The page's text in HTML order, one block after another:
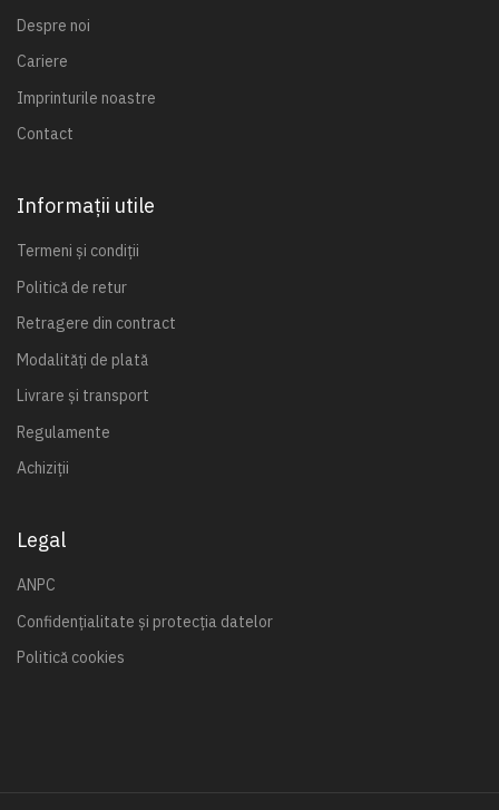
Despre noi
Cariere
Imprinturile noastre
Contact
Informații utile
Termeni și condiții
Politică de retur
Retragere din contract
Modalități de plată
Livrare și transport
Regulamente
Achiziții
Legal
ANPC
Confidențialitate și protecția datelor
Politică cookies